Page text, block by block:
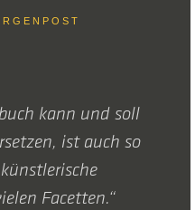
kann und soll
ist auch so
Facetten.“